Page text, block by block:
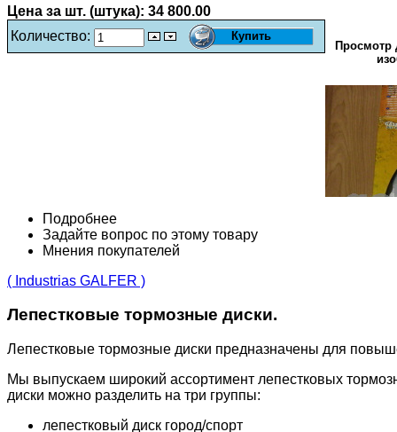
Цена за шт. (штука): 34 800.00
Количество:
Просмотр
Подробнее
Задайте вопрос по этому товару
Мнения покупателей
( Industrias GALFER )
Лепестковые тормозные диски.
Лепестковые тормозные диски предназначены для
Мы выпускаем широкий ассортимент лепестковых
диски можно разделить на три группы:
лепестковый диск город/спорт